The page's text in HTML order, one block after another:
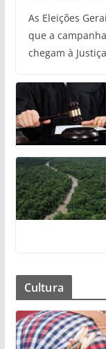
As Eleições
que a
chegam à
Cultura